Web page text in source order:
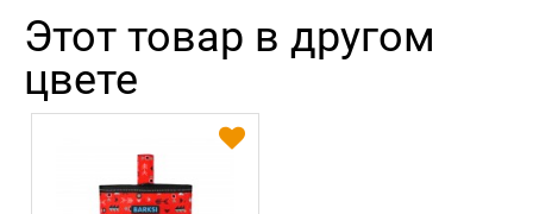
Этот товар в другом
цвете